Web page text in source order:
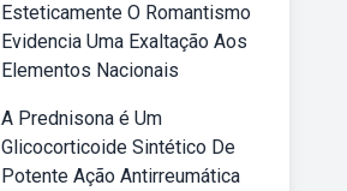
Esteticamente O Romantismo
Evidencia Uma Exaltação Aos
Elementos Nacionais
A Prednisona é Um
Glicocorticoide Sintético De
Potente Ação Antirreumática